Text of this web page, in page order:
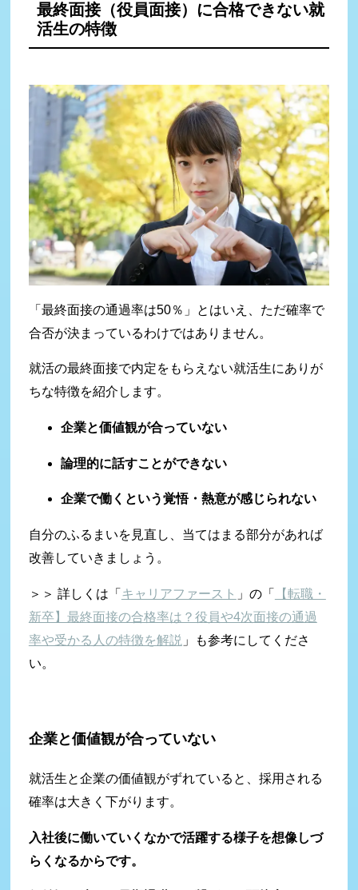
最終面接（役員面接）に合格できない就
活生の特徴
「最終面接の通過率は50％」とはいえ、ただ確率で
合否が決まっているわけではありません。
就活の最終面接で内定をもらえない就活生にありが
ちな特徴を紹介します。
企業と価値観が合っていない
論理的に話すことができない
企業で働くという覚悟・熱意が感じられない
自分のふるまいを見直し、当てはまる部分があれば
改善していきましょう。
＞＞ 詳しくは「 キャリアファースト 」の「
【転職・
新卒】最終面接の合格率は？役員や4次面接の通過
率や受かる人の特徴を解説 」も参考にしてくださ
い。
企業と価値観が合っていない
就活生と企業の価値観がずれていると、採用される
確率は大きく下がります。
入社後に働いていくなかで活躍する様子を想像しづ
らくなるからです。